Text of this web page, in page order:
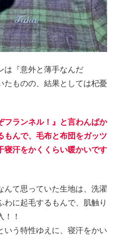
は『意外と薄手なんだ
たものの、結果としては杞憂
フランネル！』と言わんばか
もんで、毛布と布団をガッツ
寝汗をかくくらい暖かいです
んて思っていた生地は、洗濯
に起毛するもんで、肌触り
！！
いう特性ゆえに、寝汗をかい